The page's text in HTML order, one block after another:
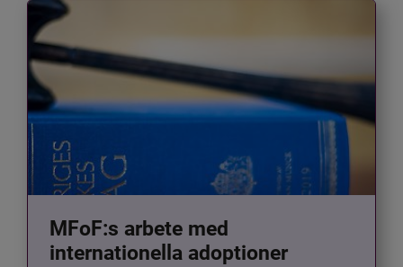
MFoF:s arbete med
internationella adoptioner